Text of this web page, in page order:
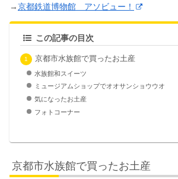
→京都鉄道博物館 アソビュー！
この記事の目次
京都市水族館で買ったお土産
水族館和スイーツ
ミュージアムショップでオオサンショウウオ
気になったお土産
フォトコーナー
京都市水族館で買ったお土産